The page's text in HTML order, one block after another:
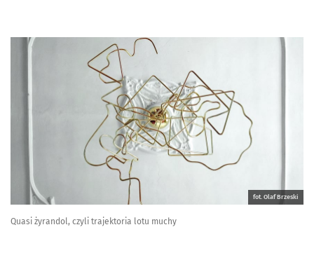
fot. Olaf Brzeski
Quasi żyrandol, czyli trajektoria lotu muchy